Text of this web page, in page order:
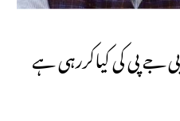
پی کی کیاکررہی ہے